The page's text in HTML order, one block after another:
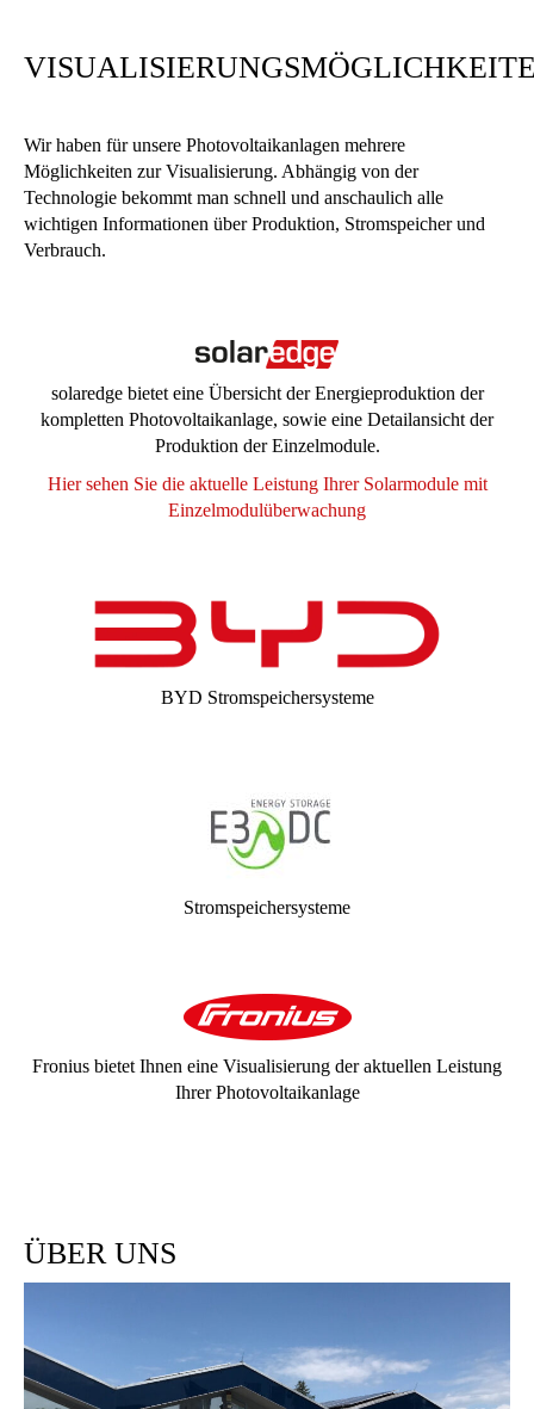
Wir haben für unsere Photovoltaikanlagen mehrere
Möglichkeiten zur Visualisierung. Abhängig von der
Technologie bekommt man schnell und anschaulich alle
wichtigen Informationen über Produktion, Stromspeicher und
Verbrauch.
solaredge bietet eine Übersicht der Energieproduktion der
kompletten Photovoltaikanlage, sowie eine Detailansicht der
Produktion der Einzelmodule.
Hier sehen Sie die aktuelle Leistung Ihrer Solarmodule mit
Einzelmodulüberwachung
BYD Stromspeichersysteme
Stromspeichersysteme
Fronius bietet Ihnen eine Visualisierung der aktuellen Leistung
Ihrer Photovoltaikanlage
ÜBER UNS